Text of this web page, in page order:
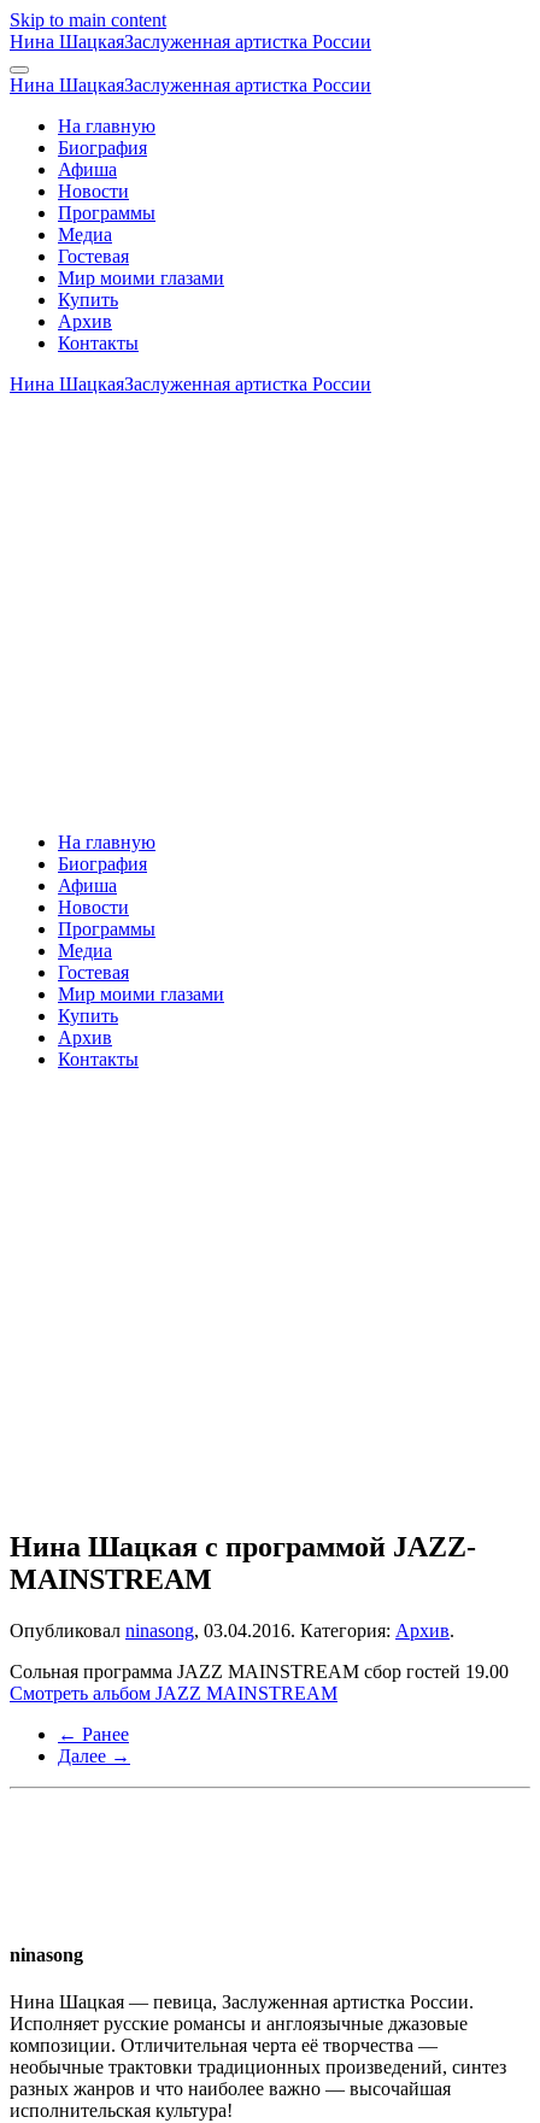
Skip to main content
Нина ШацкаяЗаслуженная артистка России
Нина ШацкаяЗаслуженная артистка России
На главную
Биография
Афиша
Новости
Программы
Медиа
Гостевая
Мир моими глазами
Купить
Архив
Контакты
Нина ШацкаяЗаслуженная артистка России
На главную
Биография
Афиша
Новости
Программы
Медиа
Гостевая
Мир моими глазами
Купить
Архив
Контакты
Нина Шацкая с программой JAZZ-
MAINSTREAM
Опубликовал ninasong, 03.04.2016. Категория: Архив.
Сольная программа JAZZ MAINSTREAM сбор гостей 19.00
Смотреть альбом JAZZ MAINSTREAM
← Ранее
Далее →
ninasong
Нина Шацкая — певица, Заслуженная артистка России.
Исполняет русские романсы и англоязычные джазовые
композиции. Отличительная черта её творчества —
необычные трактовки традиционных произведений, синтез
разных жанров и что наиболее важно — высочайшая
исполнительская культура!